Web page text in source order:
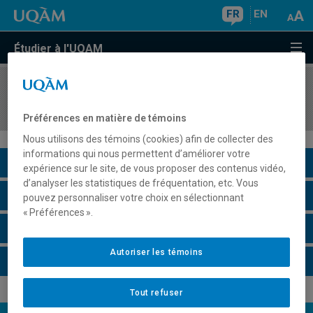
FR EN
Étudier à l'UQAM
COURS//
Description du cours
Horaire - Été 2026
Préférences en matière de témoins
Nous utilisons des témoins (cookies) afin de collecter des
informations qui nous permettent d’améliorer votre
expérience sur le site, de vous proposer des contenus vidéo,
d’analyser les statistiques de fréquentation, etc. Vous
pouvez personnaliser votre choix en sélectionnant
« Préférences ».
Tout refuser
Autoriser les témoins